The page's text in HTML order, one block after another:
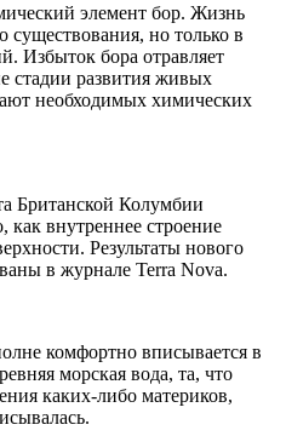
элемент бор. Жизнь
существования, но только в
Избыток бора отравляет
стадии развития живых
необходимых химических
Британской Колумбии
как внутреннее строение
Результаты нового
в журнале Terra Nova.
комфортно вписывается в
морская вода, та, что
каких-либо материков,